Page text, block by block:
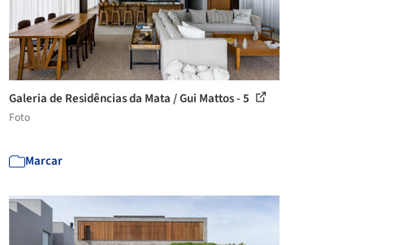
Galeria de Residências da Mata / Gui Mattos - 5
Foto
Marcar